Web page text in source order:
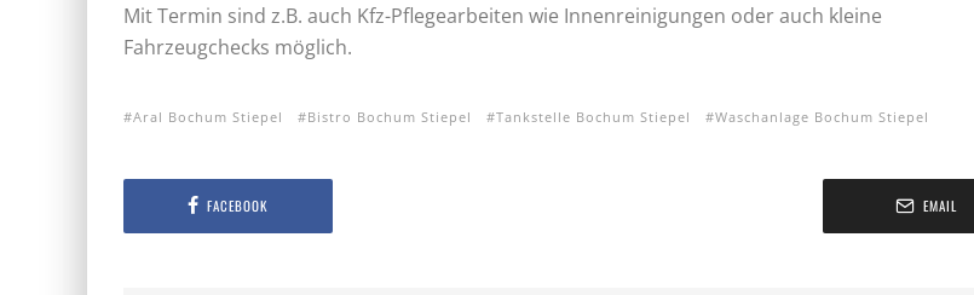
Mit Termin sind z.B. auch Kfz-Pflegearbeiten wie Innenreinigungen oder auch kleine
Fahrzeugchecks möglich.
Aral Bochum Stiepel Bistro Bochum Stiepel Tankstelle Bochum Stiepel Waschanlage Bochum Stiepel
FACEBOOK EMAIL